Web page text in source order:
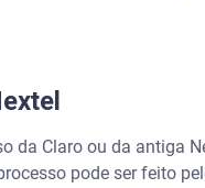
da Claro ou da antiga
pode ser feito